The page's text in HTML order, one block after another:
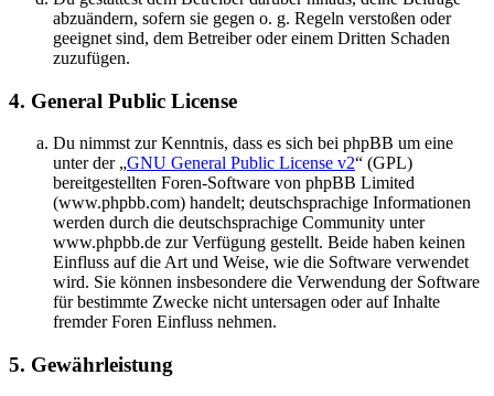
abzuändern, sofern sie gegen o. g. Regeln verstoßen oder
geeignet sind, dem Betreiber oder einem Dritten Schaden
zuzufügen.
4. General Public License
Du nimmst zur Kenntnis, dass es sich bei phpBB um eine
unter der „GNU General Public License v2“ (GPL)
bereitgestellten Foren-Software von phpBB Limited
(www.phpbb.com) handelt; deutschsprachige Informationen
werden durch die deutschsprachige Community unter
www.phpbb.de zur Verfügung gestellt. Beide haben keinen
Einfluss auf die Art und Weise, wie die Software verwendet
wird. Sie können insbesondere die Verwendung der Software
für bestimmte Zwecke nicht untersagen oder auf Inhalte
fremder Foren Einfluss nehmen.
5. Gewährleistung